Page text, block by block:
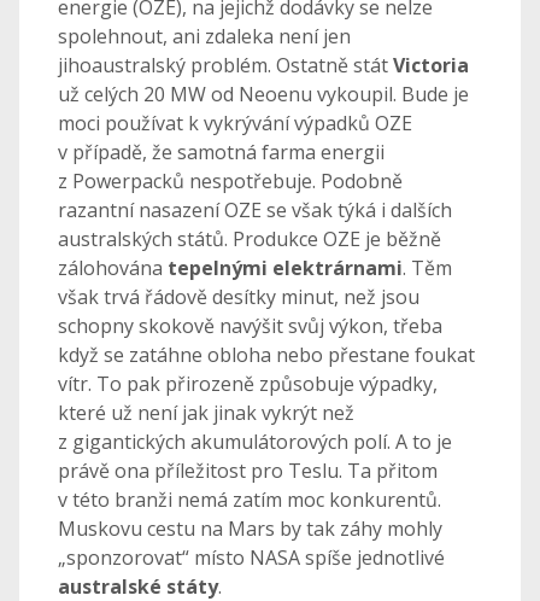
energie (OZE), na jejichž dodávky se nelze
spolehnout, ani zdaleka není jen
jihoaustralský problém. Ostatně státVictoria
už celých 20 MW od Neoenu vykoupil. Bude je
moci používat k vykrývání výpadků OZE
v případě, že samotná farma energii
z Powerpacků nespotřebuje. Podobně
razantní nasazení OZE se však týká i dalších
australských států. Produkce OZE je běžně
zálohována tepelnými elektrárnami. Těm
však trvá řádově desítky minut, než jsou
schopny skokově navýšit svůj výkon, třeba
když se zatáhne obloha nebo přestane foukat
vítr. To pak přirozeně způsobuje výpadky,
které už není jak jinak vykrýt než
z gigantických akumulátorových polí. A to je
právě ona příležitost pro Teslu. Ta přitom
v této branži nemá zatím moc konkurentů.
Muskovu cestu na Mars by tak záhy mohly
„sponzorovat“ místo NASA spíše jednotlivé
australské státy.